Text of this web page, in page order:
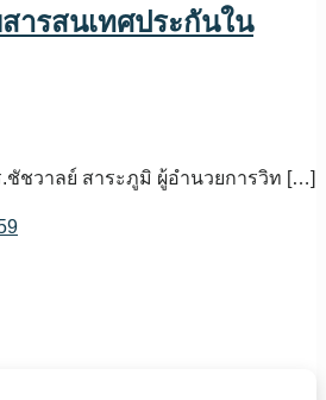
ารสนเทศประกันใน
ชวาลย์ สาระภูมิ ผู้อำนวยการวิท […]